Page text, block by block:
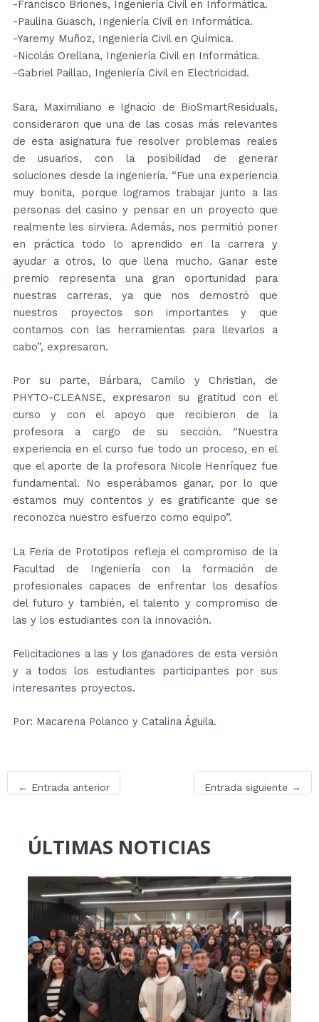
-Francisco Briones, Ingeniería Civil en Informática.
-Paulina Guasch, Ingeniería Civil en Informática.
-Yaremy Muñoz, Ingeniería Civil en Química.
-Nicolás Orellana, Ingeniería Civil en Informática.
-Gabriel Paillao, Ingeniería Civil en Electricidad.
Sara, Maximiliano e Ignacio de BioSmartResiduals,
consideraron que una de las cosas más relevantes
de esta asignatura fue resolver problemas reales
de usuarios, con la posibilidad de generar
soluciones desde la ingeniería. “Fue una experiencia
muy bonita, porque logramos trabajar junto a las
personas del casino y pensar en un proyecto que
realmente les sirviera. Además, nos permitió poner
en práctica todo lo aprendido en la carrera y
ayudar a otros, lo que llena mucho. Ganar este
premio representa una gran oportunidad para
nuestras carreras, ya que nos demostró que
nuestros proyectos son importantes y que
contamos con las herramientas para llevarlos a
cabo”, expresaron.
Por su parte, Bárbara, Camilo y Christian, de
PHYTO-CLEANSE, expresaron su gratitud con el
curso y con el apoyo que recibieron de la
profesora a cargo de su sección. “Nuestra
experiencia en el curso fue todo un proceso, en el
que el aporte de la profesora Nicole Henríquez fue
fundamental. No esperábamos ganar, por lo que
estamos muy contentos y es gratificante que se
reconozca nuestro esfuerzo como equipo”.
La Feria de Prototipos refleja el compromiso de la
Facultad de Ingeniería con la formación de
profesionales capaces de enfrentar los desafíos
del futuro y también, el talento y compromiso de
las y los estudiantes con la innovación.
Felicitaciones a las y los ganadores de esta versión
y a todos los estudiantes participantes por sus
interesantes proyectos.
Por: Macarena Polanco y Catalina Águila.
← Entrada anterior Entrada siguiente →
ÚLTIMAS NOTICIAS